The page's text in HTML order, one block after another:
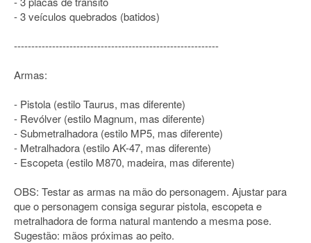
- 3 veículos quebrados (batidos)
-----------------------------------------------------------
Armas:
- Pistola (estilo Taurus, mas diferente)
- Revólver (estilo Magnum, mas diferente)
- Submetralhadora (estilo MP5, mas diferente)
- Metralhadora (estilo AK-47, mas diferente)
- Escopeta (estilo M870, madeira, mas diferente)
OBS: Testar as armas na mão do personagem. Ajustar para
que o personagem consiga segurar pistola, escopeta e
metralhadora de forma natural mantendo a mesma pose.
Sugestão: mãos próximas ao peito.